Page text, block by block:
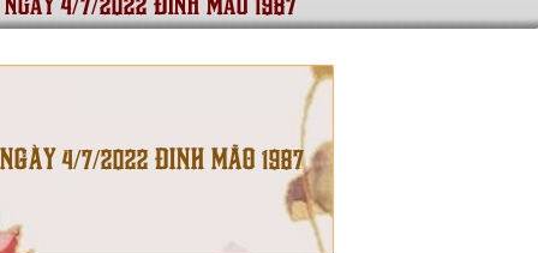
4/7/2022 ĐINH MÃO 1987